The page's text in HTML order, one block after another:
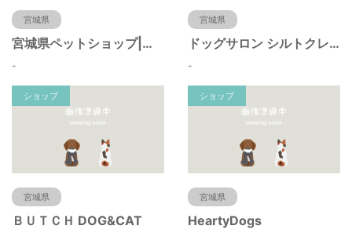
宮城県
宮城県ペットショップ|ペットショップ鈴花
-
宮城県
ドッグサロン シルトクレーテ
-
ショップ
宮城県
ＢＵＴＣＨ DOG&CAT
ショップ
宮城県
HeartyDogs